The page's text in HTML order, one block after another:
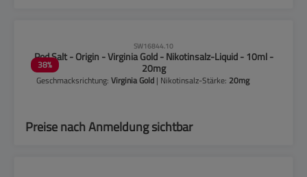
38%
SW16844.10
Pod Salt - Origin - Virginia Gold - Nikotinsalz-Liquid - 10ml -
20mg
Geschmacksrichtung:Virginia Gold | Nikotinsalz-Stärke: 20mg
Preise nach Anmeldung sichtbar